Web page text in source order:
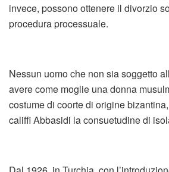
invece, possono ottenere il divorzio
procedura processuale.
Nessun uomo che non sia soggetto
avere come moglie una donna
costume di coorte di origine
califfi Abbasidi la consuetudine di